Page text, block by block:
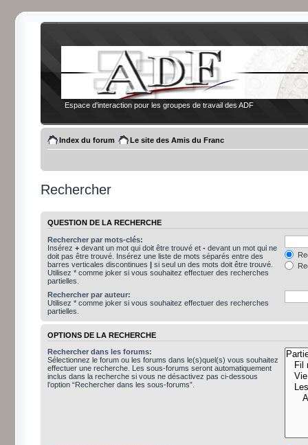
Espace d'interaction pour les groupes de travail des ADF
Index du forum Le site des Amis du Franc
Rechercher
QUESTION DE LA RECHERCHE
Rechercher par mots-clés:
Insérez + devant un mot qui doit être trouvé et - devant un mot qui ne
doit pas être trouvé. Insérez une liste de mots séparés entre des
barres verticales discontinues | si seul un des mots doit être trouvé.
Utilisez * comme joker si vous souhaitez effectuer des recherches
partielles.
Rechercher par auteur:
Utilisez * comme joker si vous souhaitez effectuer des recherches
partielles.
OPTIONS DE LA RECHERCHE
Rechercher dans les forums:
Sélectionnez le forum ou les forums dans le(s)quel(s) vous souhaitez
effectuer une recherche. Les sous-forums seront automatiquement
inclus dans la recherche si vous ne désactivez pas ci-dessous
l’option “Rechercher dans les sous-forums”.